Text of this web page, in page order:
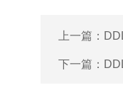
上一篇：
下一篇：